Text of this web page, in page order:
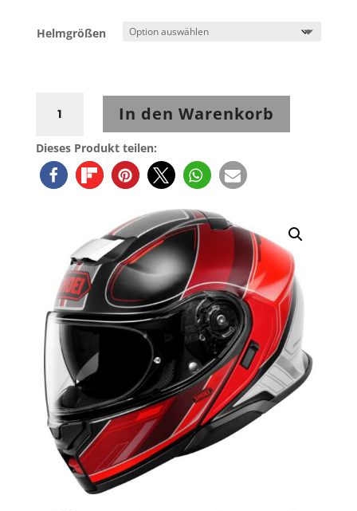
Dieses Produkt teilen:
Helmgrößen
Neotec3
TC-
1
Menge
In den Warenkorb